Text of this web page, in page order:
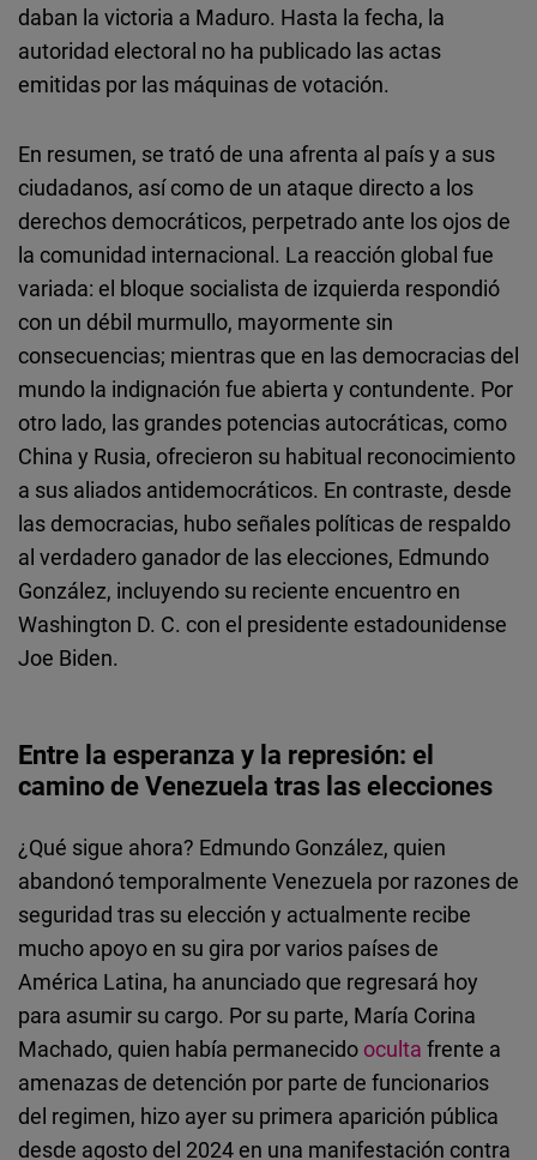
daban la victoria a Maduro. Hasta la fecha, la
autoridad electoral no ha publicado las actas
emitidas por las máquinas de votación.
En resumen, se trató de una afrenta al país y a sus
ciudadanos, así como de un ataque directo a los
derechos democráticos, perpetrado ante los ojos de
la comunidad internacional. La reacción global fue
variada: el bloque socialista de izquierda respondió
con un débil murmullo, mayormente sin
consecuencias; mientras que en las democracias del
mundo la indignación fue abierta y contundente. Por
otro lado, las grandes potencias autocráticas, como
China y Rusia, ofrecieron su habitual reconocimiento
a sus aliados antidemocráticos. En contraste, desde
las democracias, hubo señales políticas de respaldo
al verdadero ganador de las elecciones, Edmundo
González, incluyendo su reciente encuentro en
Washington D. C. con el presidente estadounidense
Joe Biden.
Entre la esperanza y la represión: el
camino de Venezuela tras las elecciones
¿Qué sigue ahora? Edmundo González, quien
abandonó temporalmente Venezuela por razones de
seguridad tras su elección y actualmente recibe
mucho apoyo en su gira por varios países de
América Latina, ha anunciado que regresará hoy
para asumir su cargo. Por su parte, María Corina
Machado, quien había permanecido oculta frente a
amenazas de detención por parte de funcionarios
del regimen, hizo ayer su primera aparición pública
desde agosto del 2024 en una manifestación contra